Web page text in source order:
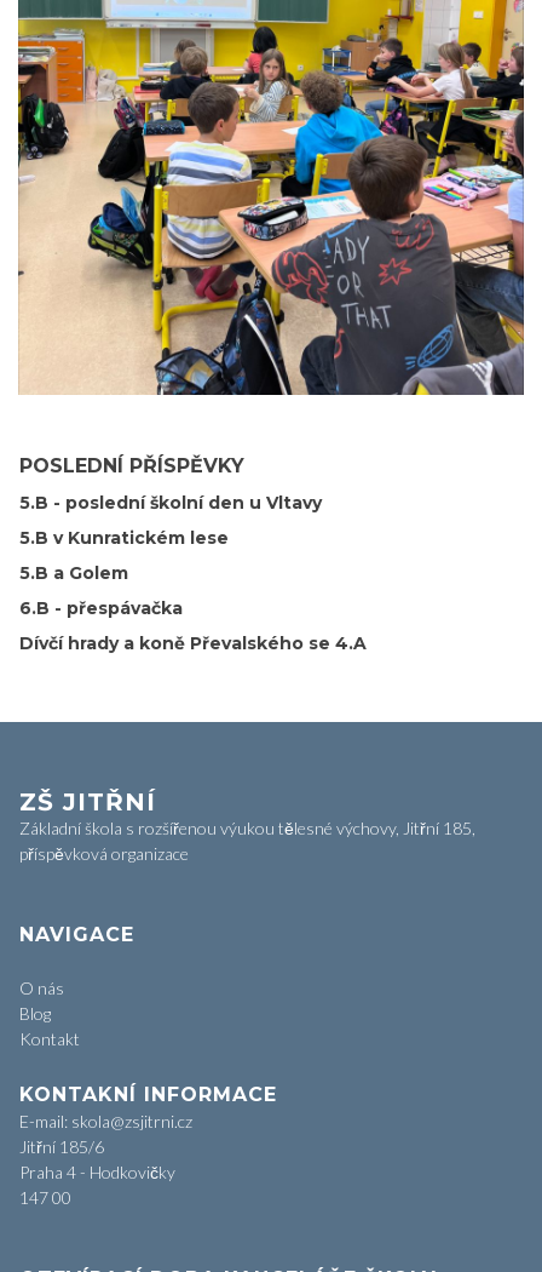
POSLEDNÍ PŘÍSPĚVKY
5.B - poslední školní den u Vltavy
5.B v Kunratickém lese
5.B a Golem
6.B - přespávačka
Dívčí hrady a koně Převalského se 4.A
ZŠ JITŘNÍ
Základní škola s rozšířenou výukou tělesné výchovy, Jitřní 185,
příspěvková organizace
NAVIGACE
O nás
Blog
Kontakt
KONTAKNÍ INFORMACE
E-mail: skola@zsjitrni.cz
Jitřní 185/6
Praha 4 - Hodkovičky
147 00